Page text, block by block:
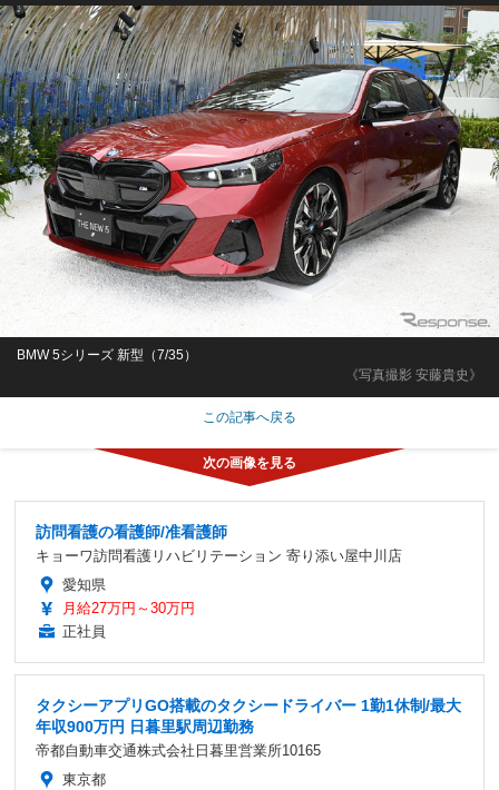
《写真撮影 安藤貴史》
BMW 5シリーズ 新型（7/35）
この記事へ戻る
訪問看護の看護師/准看護師
キョーワ訪問看護リハビリテーション 寄り添い屋中川店
愛知県
月給27万円～30万円
正社員
タクシーアプリGO搭載のタクシードライバー 1勤1休制/最大
年収900万円 日暮里駅周辺勤務
帝都自動車交通株式会社日暮里営業所10165
東京都